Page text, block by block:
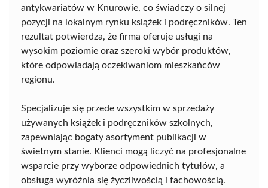
antykwariatów w Knurowie, co świadczy o silnej
pozycji na lokalnym rynku książek i podręczników. Ten
rezultat potwierdza, że firma oferuje usługi na
wysokim poziomie oraz szeroki wybór produktów,
które odpowiadają oczekiwaniom mieszkańców
regionu.
Specjalizuje się przede wszystkim w sprzedaży
używanych książek i podręczników szkolnych,
zapewniając bogaty asortyment publikacji w
świetnym stanie. Klienci mogą liczyć na profesjonalne
wsparcie przy wyborze odpowiednich tytułów, a
obsługa wyróżnia się życzliwością i fachowością.